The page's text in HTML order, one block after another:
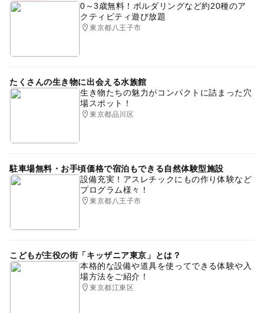
0～3歳無料！ボルダリングなど約20種のア
クティビティ遊び放題
東京都八王子市
たくさんの生き物に出会える水族館
生き物たちの魅力がコンパクトに詰まった穴
場スポット！
東京都品川区
駐車場無料・お手頃価格で宿泊もできる自然体験型施設
設備充実！アスレチックにもの作り体験など
プログラム様々！
東京都八王子市
こどもが主役の街「キッザニア東京」とは？
本格的な設備や道具を使ってできる体験や入
場方法をご紹介！
東京都江東区